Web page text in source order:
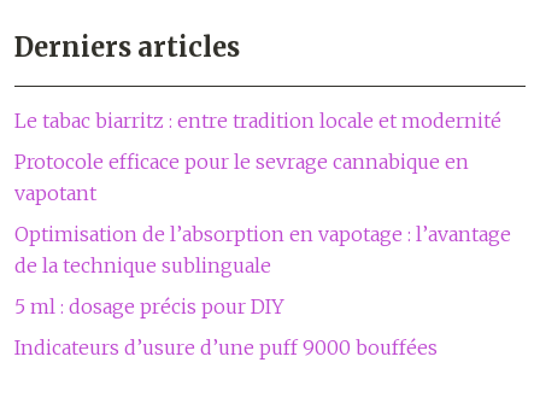
Derniers articles
Le tabac biarritz : entre tradition locale et modernité
Protocole efficace pour le sevrage cannabique en
vapotant
Optimisation de l’absorption en vapotage : l’avantage
de la technique sublinguale
5 ml : dosage précis pour DIY
Indicateurs d’usure d’une puff 9000 bouffées